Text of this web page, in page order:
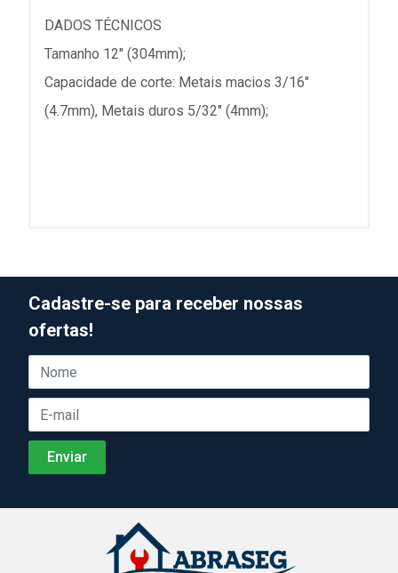
DADOS TÉCNICOS
Tamanho 12" (304mm);
Capacidade de corte: Metais macios 3/16"
(4.7mm), Metais duros 5/32" (4mm);
Cadastre-se para receber nossas
ofertas!